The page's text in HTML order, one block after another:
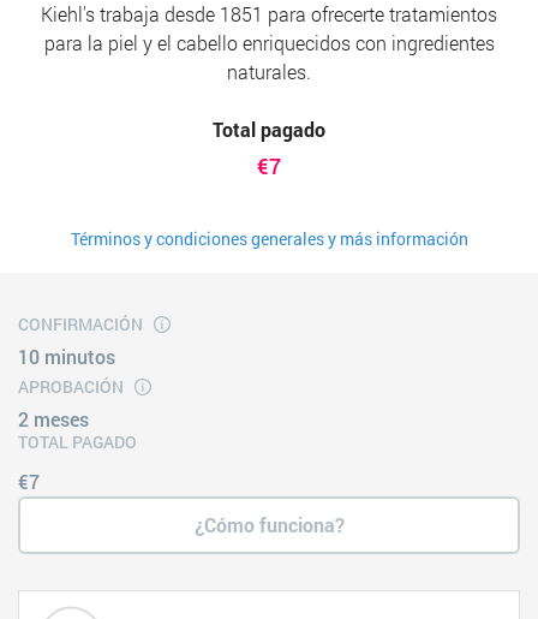
Kiehl's trabaja desde 1851 para ofrecerte tratamientos
para la piel y el cabello enriquecidos con ingredientes
naturales.
Total pagado
€7
Términos y condiciones generales y más información
CONFIRMACIÓN
10 minutos
APROBACIÓN
2 meses
TOTAL PAGADO
€7
¿Cómo funciona?